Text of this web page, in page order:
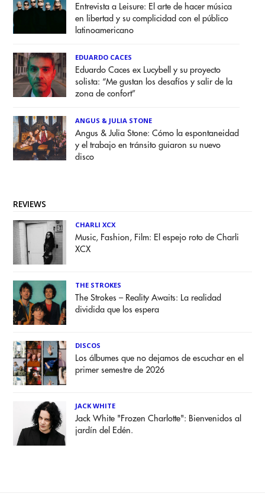
Entrevista a Leisure: El arte de hacer música
en libertad y su complicidad con el público
latinoamericano
EDUARDO CACES
Eduardo Caces ex Lucybell y su proyecto
solista: “Me gustan los desafíos y salir de la
zona de confort”
ANGUS & JULIA STONE
Angus & Julia Stone: Cómo la espontaneidad
y el trabajo en tránsito guiaron su nuevo
disco
REVIEWS
CHARLI XCX
Music, Fashion, Film: El espejo roto de Charli
XCX
THE STROKES
The Strokes – Reality Awaits: La realidad
dividida que los espera
DISCOS
Los álbumes que no dejamos de escuchar en el
primer semestre de 2026
JACK WHITE
Jack White "Frozen Charlotte": Bienvenidos al
jardín del Edén.